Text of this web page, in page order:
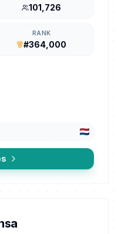
101,726
RANK
#364,000